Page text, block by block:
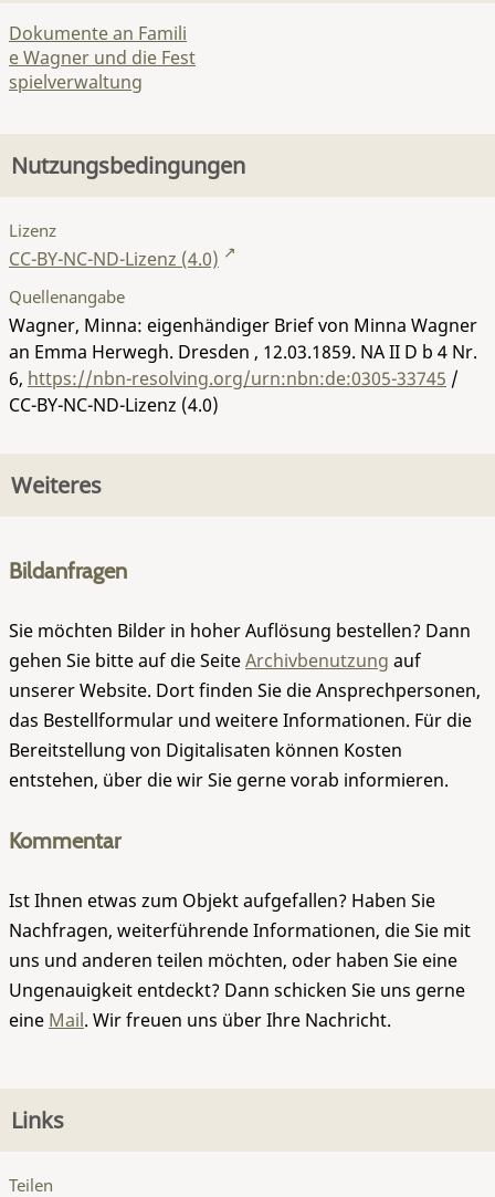
Dokumente an Famili
e Wagner und die Fest
spielverwaltung
Nutzungsbedingungen
Lizenz
CC-BY-NC-ND-Lizenz (4.0)
Quellenangabe
Wagner, Minna: eigenhändiger Brief von Minna Wagner
an Emma Herwegh. Dresden , 12.03.1859. NA II D b 4 Nr.
6, https://nbn-resolving.org/urn:nbn:de:0305-33745 /
CC-BY-NC-ND-Lizenz (4.0)
Weiteres
Bildanfragen
Sie möchten Bilder in hoher Auflösung bestellen? Dann
gehen Sie bitte auf die SeiteArchivbenutzung auf
unserer Website. Dort finden Sie die Ansprechpersonen,
das Bestellformular und weitere Informationen. Für die
Bereitstellung von Digitalisaten können Kosten
entstehen, über die wir Sie gerne vorab informieren.
Kommentar
Ist Ihnen etwas zum Objekt aufgefallen? Haben Sie
Nachfragen, weiterführende Informationen, die Sie mit
uns und anderen teilen möchten, oder haben Sie eine
Ungenauigkeit entdeckt? Dann schicken Sie uns gerne
eine Mail. Wir freuen uns über Ihre Nachricht.
Links
Teilen